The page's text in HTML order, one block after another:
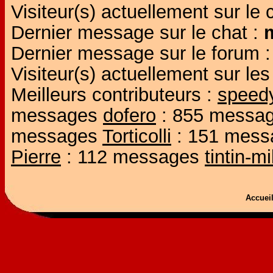
Visiteur(s) actuellement sur le
Dernier message sur le chat :
Dernier message sur le forum
Visiteur(s) actuellement sur
Meilleurs contributeurs :
messages dofero : 855
messages Torticolli : 151
Pierre : 112 messages tintin-